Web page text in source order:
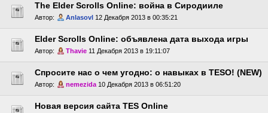
The Elder Scrolls Online: война в Сиродииле
Автор: Anlasovl 12 Декабря 2013 в 00:35:21
Elder Scrolls Online: объявлена дата выхода игры
Автор: Thavie 11 Декабря 2013 в 19:11:07
Спросите нас о чем угодно: о навыках в TESO! (NEW)
Автор: nemezida 10 Декабря 2013 в 06:51:20
Новая версия сайта TES Online